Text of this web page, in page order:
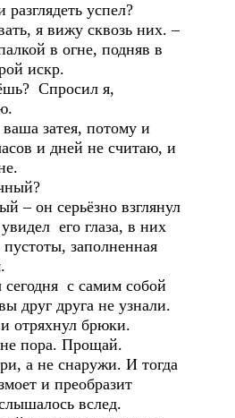
успел?
я вижу сквозь них. –
в огне, подняв в
искр.
Спросил я,
затея, потому и
и дней не считаю, и
– он серьёзно взглянул
его глаза, в них
заполненная
с самим собой
друг друга не узнали.
отряхнул брюки.
пора. Прощай.
а не снаружи. И тогда
и преобразит
вслед.